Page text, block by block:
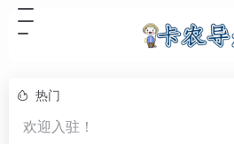
热门
欢迎入驻！